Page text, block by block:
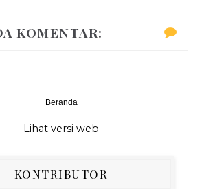
KOMENTAR:
Beranda
Lihat versi web
KONTRIBUTOR